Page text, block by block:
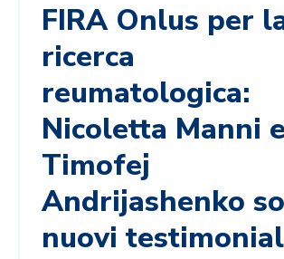
FIRA Onlus per
ricerca
reumatologica:
Nicoletta Manni e
Timofej
Andrijashenko
nuovi testimonial